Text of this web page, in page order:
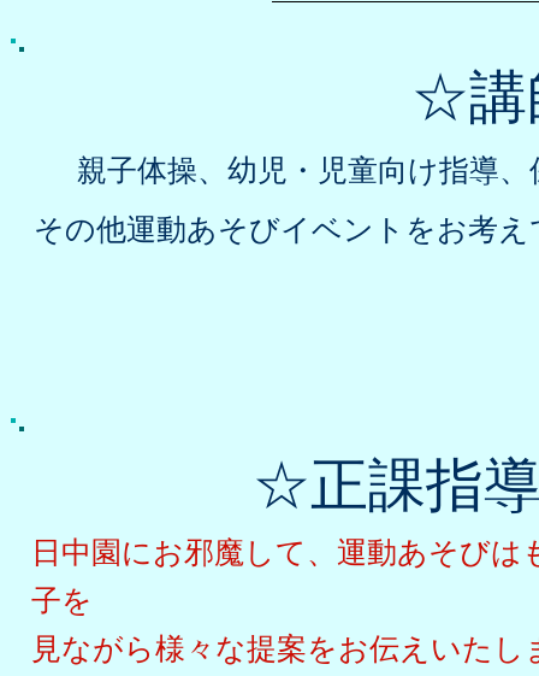
​☆講
親子体操、幼児・児童向け指導
その他運動あそびイベントをお考
​☆正課指
日中園にお邪魔して、運動あそび
子を
見ながら様々な提案をお伝えいたし